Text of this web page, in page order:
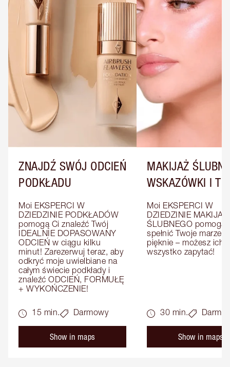
ZNAJDŹ SWÓJ ODCIEŃ
PODKŁADU
Moi EKSPERCI W
DZIEDZINIE PODKŁADÓW
pomogą Ci znaleźć Twój
IDEALNIE DOPASOWANY
ODCIEŃ w ciągu kilku
minut! Zarezerwuj teraz, aby
odkryć moje uwielbiane na
całym świecie podkłady i
znaleźć ODCIEŃ, FORMUŁĘ
+ WYKOŃCZENIE!
15 min. Darmowy
Show in maps
MAKIJAŻ
WSKAZÓWKI I
Moi EKSPERCI W
DZIEDZINIE
ŚLUBNEGO pomogą
spełnić Twoje
pięknie – możesz ich
wszystko zapytać!
30 min.
Show in maps